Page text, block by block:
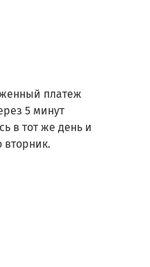
платеж
5 минут
в тот же день и
вторник.